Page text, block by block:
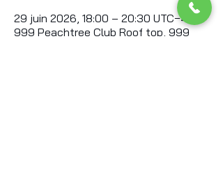
29 juin 2026, 18:00 – 20:30 UTC−4
999 Peachtree Club Roof top, 999